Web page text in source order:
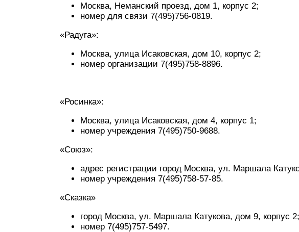
Москва, Неманский проезд, дом 1, корпус 2;
номер для связи 7(495)756-0819.
«Радуга»:
Москва, улица Исаковская, дом 10, корпус 2;
номер организации 7(495)758-8896.
«Росинка»:
Москва, улица Исаковская, дом 4, корпус 1;
номер учреждения 7(495)750-9688.
«Союз»:
адрес регистрации город Москва, ул. Маршала
номер учреждения 7(495)758-57-85.
«Сказка»
город Москва, ул. Маршала Катукова, дом 9, корпус 2;
номер 7(495)757-5497.